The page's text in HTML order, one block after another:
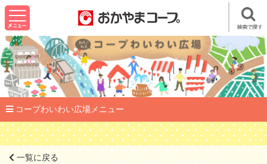
コープわいわい広場メニュー
一覧に戻る